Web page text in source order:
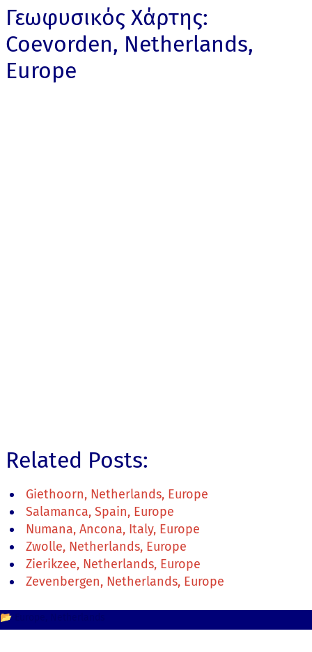
Γεωφυσικός Χάρτης:
Coevorden, Netherlands,
Europe
Related Posts:
Giethoorn, Netherlands, Europe
Salamanca, Spain, Europe
Numana, Ancona, Italy, Europe
Zwolle, Netherlands, Europe
Zierikzee, Netherlands, Europe
Zevenbergen, Netherlands, Europe
📂